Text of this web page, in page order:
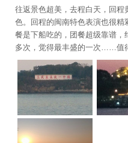
往返景色超美，去程白天，回
色。回程的闽南特色表演也很
餐是下船吃的，团餐超级靠谱，
多次，觉得最丰盛的一次……值